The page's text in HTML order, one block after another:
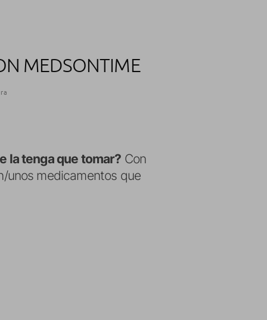
MEDSONTIME
la tenga que tomar? Con
unos medicamentos que